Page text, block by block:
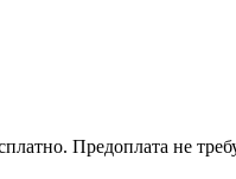
Предоплата не